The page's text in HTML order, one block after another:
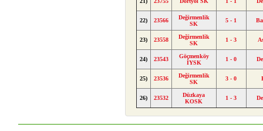
22) 23566
Değirmenlik
SK
5 - 1
23) 23558
Değirmenlik
SK
1 - 3
24) 23543
Göçmenköy
İYSK
1 - 0
25) 23536
Değirmenlik
SK
3 - 0
26) 23532
Düzkaya
KOSK
1 - 3